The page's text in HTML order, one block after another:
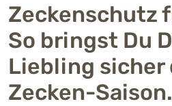
Zeckenschutz
So bringst Du
Liebling sicher
Zecken-Saison.